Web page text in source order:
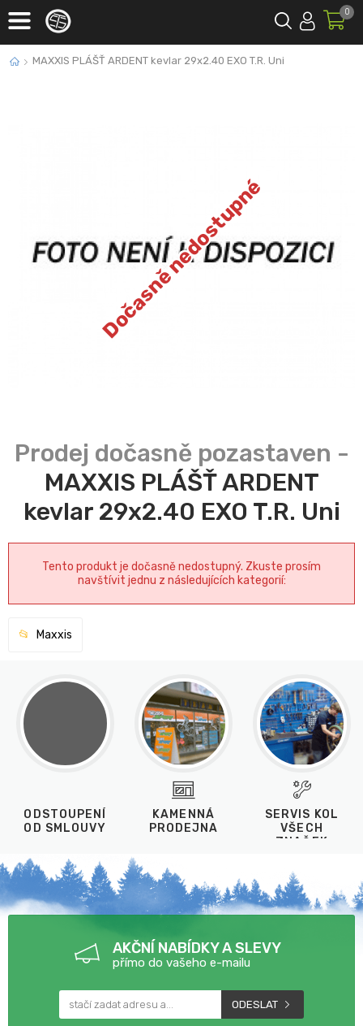
0
MAXXIS PLÁŠŤ ARDENT kevlar 29x2.40 EXO T.R. Uni
Dočasně nedostupné
MAXXIS PLÁŠŤ ARDENT
kevlar 29x2.40 EXO T.R. Uni
Tento produkt je dočasně nedostupný. Zkuste prosím
navštívit jednu z následujících kategorií:
Maxxis
ODSTOUPENÍ
OD SMLOUVY
KAMENNÁ
PRODEJNA
SERVIS KOL
VŠECH
ZNAČEK
AKČNÍ NABÍDKY A SLEVY
přímo do vašeho e-mailu
ODESLAT